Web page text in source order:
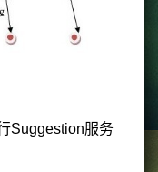
Suggestion服务